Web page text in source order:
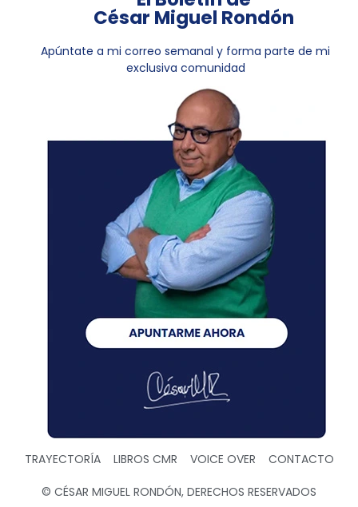
César Miguel Rondón
Apúntate a mi correo semanal y forma parte de mi
exclusiva comunidad
TRAYECTORÍA LIBROS CMR VOICE OVER CONTACTO
© CÉSAR MIGUEL RONDÓN, DERECHOS RESERVADOS